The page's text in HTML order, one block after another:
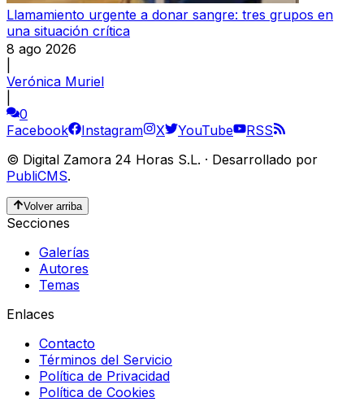
Llamamiento urgente a donar sangre: tres grupos en
una situación crítica
8 ago 2026
Verónica Muriel
0
Facebook
Instagram X YouTube
RSS
© Digital Zamora 24 Horas S.L. · Desarrollado por
PubliCMS.
Volver arriba
Secciones
Galerías
Autores
Temas
Enlaces
Contacto
Términos del Servicio
Política de Privacidad
Política de Cookies